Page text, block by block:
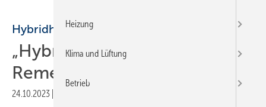
Hybridheizung
„Hybrid-Held“ werden mit
Remeha
24.10.2023
Heizung
Klima und Lüftung
Betrieb